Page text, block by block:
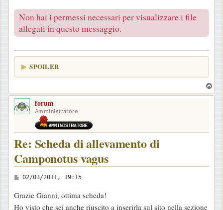
Non hai i permessi necessari per visualizzare i file
allegati in questo messaggio.
SPOILER
o
forum
Amministratore
Re: Scheda di allevamento di
Camponotus vagus
M
s
02/03/2011, 19:15
Grazie Gianni, ottima scheda!
Ho visto che sei anche riuscito a inserirla sul sito nella sezione